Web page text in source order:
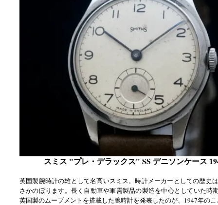
スミス "プレ・デラックス" SS デニソンケース
英国製腕時計の雄として名高いスミス。時計メーカーとしての歴史
さかのぼります。長く自動車や軍需製品の製造を中心としていた時
英国製のムーブメントを搭載した腕時計を発表したのが、1947年の